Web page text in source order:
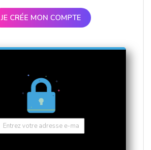
JE CRÉE MON COMPTE